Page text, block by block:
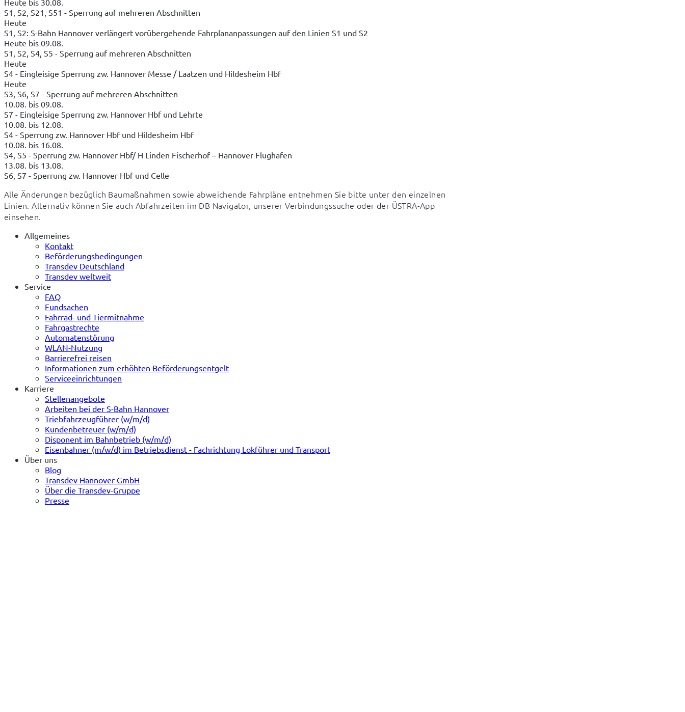
S1, S2, S21, S51 - Sperrung auf mehreren Abschnitten
Heute
S1, S2: S-Bahn Hannover verlängert vorübergehende Fahrplananpassungen auf den Linien S1 und S2
Heute bis 09.08.
S1, S2, S4, S5 - Sperrung auf mehreren Abschnitten
Heute
S4 - Eingleisige Sperrung zw. Hannover Messe / Laatzen und Hildesheim Hbf
Heute
S3, S6, S7 - Sperrung auf mehreren Abschnitten
10.08. bis 09.08.
S7 - Eingleisige Sperrung zw. Hannover Hbf und Lehrte
10.08. bis 12.08.
S4 - Sperrung zw. Hannover Hbf und Hildesheim Hbf
10.08. bis 16.08.
S4, S5 - Sperrung zw. Hannover Hbf/ H Linden Fischerhof – Hannover Flughafen
13.08. bis 13.08.
S6, S7 - Sperrung zw. Hannover Hbf und Celle
Alle Änderungen bezüglich Baumaßnahmen sowie abweichende Fahrpläne entnehmen Sie bitte unter den einzelnen
Linien. Alternativ können Sie auch Abfahrzeiten im DB Navigator, unserer Verbindungssuche oder der ÜSTRA-App
einsehen.
Allgemeines
Kontakt
Beförderungsbedingungen
Transdev Deutschland
Transdev weltweit
Service
FAQ
Fundsachen
Fahrrad- und Tiermitnahme
Fahrgastrechte
Automatenstörung
WLAN-Nutzung
Barrierefrei reisen
Informationen zum erhöhten Beförderungsentgelt
Serviceeinrichtungen
Karriere
Stellenangebote
Arbeiten bei der S-Bahn Hannover
Triebfahrzeugführer (w/m/d)
Kundenbetreuer (w/m/d)
Disponent im Bahnbetrieb (w/m/d)
Eisenbahner (m/w/d) im Betriebsdienst - Fachrichtung Lokführer und Transport
Über uns
Blog
Transdev Hannover GmbH
Über die Transdev-Gruppe
Presse